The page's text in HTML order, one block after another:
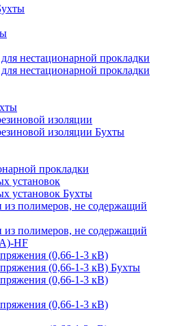
нестационарной прокладки
нестационарной прокладки
изоляции
изоляции Бухты
прокладки
установок
установок Бухты
из полимеров, не содержащий
из полимеров, не содержащий
HF
(0,66-1-3 кВ)
(0,66-1-3 кВ) Бухты
(0,66-1-3 кВ)
(0,66-1-3 кВ)